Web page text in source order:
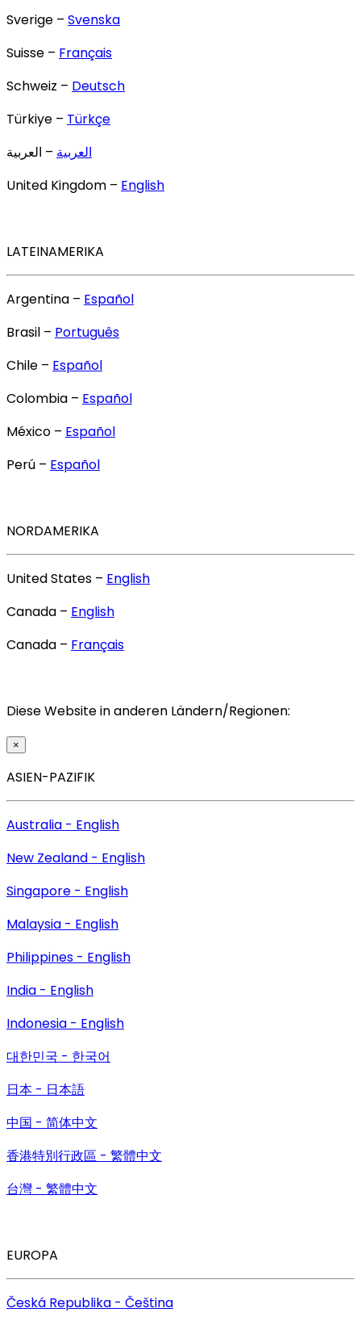
Sverige – Svenska
Suisse – Français
Schweiz – Deutsch
Türkiye – Türkçe
العربية – العربية
United Kingdom – English
LATEINAMERIKA
Argentina – Español
Brasil – Português
Chile – Español
Colombia – Español
México – Español
Perú – Español
NORDAMERIKA
United States – English
Canada – English
Canada – Français
Diese Website in anderen Ländern/Regionen:
×
ASIEN-PAZIFIK
Australia - English
New Zealand - English
Singapore - English
Malaysia - English
Philippines - English
India - English
Indonesia - English
대한민국 - 한국어
日本 - 日本語
中国 - 简体中文
香港特別行政區 - 繁體中文
台灣 - 繁體中文
EUROPA
Česká Republika - Čeština